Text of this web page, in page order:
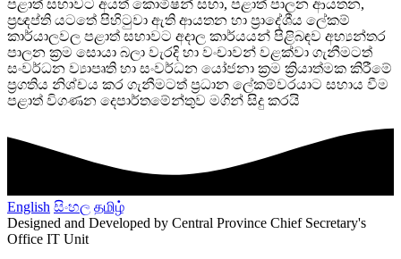
පළාත් සභාවට අයත් කොමිෂන් සභා, පළාත් පාලන ආයතන,
ප්‍රඥප්ති යටතේ පිහිටුවා ඇති ආයතන හා ප්‍රාදේශීය ලේකම්
කාර්යාලවල පළාත් සභාවට අදාල කාර්යයන් පිළිබඳව අභ්‍යන්තර
පාලන ක්‍රම සොයා බලා වැරදි හා වංචාවන් වළක්වා ගැනීමටත්
සංවර්ධන ව්‍යාපෘති හා සංවර්ධන යෝජනා ක්‍රම ක්‍රියාත්මක කිරීමේ
ප්‍රගතිය නිශ්චය කර ගැනීමටත් ප්‍රධාන ලේකම්වරයාට සහාය වීම
පළාත් විගණන දෙපාර්තමේන්තුව මගින් සිදු කරයි
English සිංහල தமிழ்
Designed and Developed by Central Province Chief Secretary's
Office IT Unit